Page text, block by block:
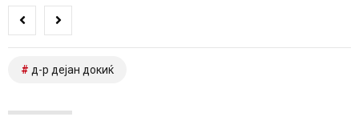
д-р дејан докиќ